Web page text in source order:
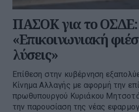
ΠΑΣΟΚ για το ΟΣΔΕ:
«Επικοινωνιακή
λύσεις»
Επίθεση στην κυβέρνηση
Κίνημα Αλλαγής με αφορμή την
πρωθυπουργού Κυριάκου
την παρουσίαση της νέας